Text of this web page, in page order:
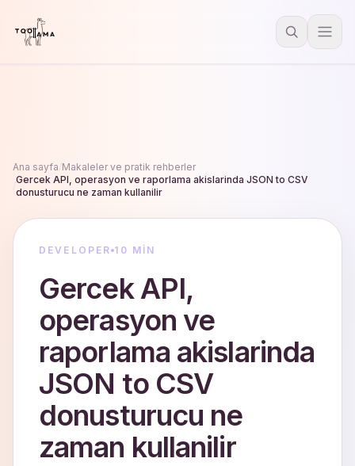
Ana sayfa Makaleler ve pratik rehberler
Gercek API, operasyon ve raporlama akislarinda JSON to CSV
donusturucu ne zaman kullanilir
DEVELOPER 10 MIN
Gercek API,
operasyon ve
raporlama akislarinda
JSON to CSV
donusturucu ne
zaman kullanilir